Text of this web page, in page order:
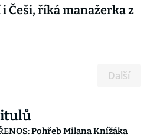
Češi, říká manažerka z
Další
Pohřeb Milana Knížáka